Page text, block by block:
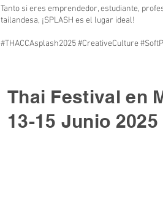
Tanto si eres emprendedor, estudiante,
tailandesa, ¡SPLASH es el lugar ideal!
#THACCAsplash2025 #CreativeCulture
Thai Festival en
13-15 Junio 2025